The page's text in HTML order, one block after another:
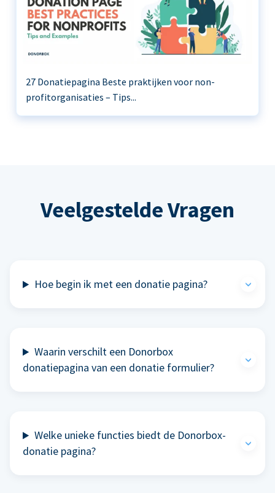
27 Donatiepagina Beste praktijken voor non-
profitorganisaties – Tips...
Veelgestelde Vragen
Hoe begin ik met een donatie pagina?
Waarin verschilt een Donorbox
donatiepagina van een donatie formulier?
Welke unieke functies biedt de Donorbox-
donatie pagina?